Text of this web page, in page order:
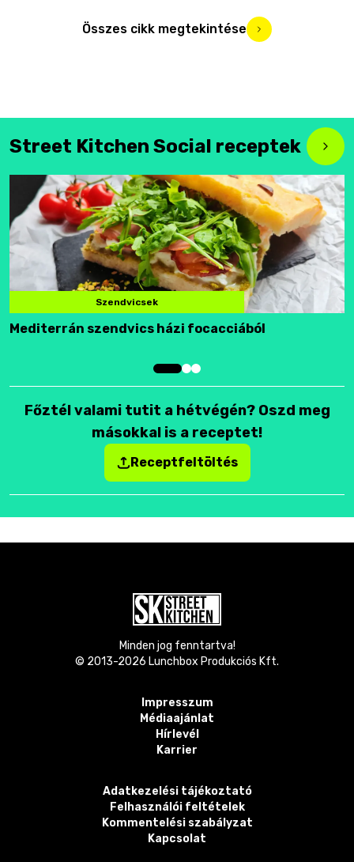
Összes cikk megtekintése
Street Kitchen Social receptek
Szendvicsek
Mediterrán szendvics házi focacciából
Főztél valami tutit a hétvégén? Oszd meg
másokkal is a receptet!
Receptfeltöltés
Minden jog fenntartva!
© 2013-2026 Lunchbox Produkciós Kft.
Impresszum
Médiaajánlat
Hírlevél
Karrier
Adatkezelési tájékoztató
Felhasználói feltételek
Kommentelési szabályzat
Kapcsolat